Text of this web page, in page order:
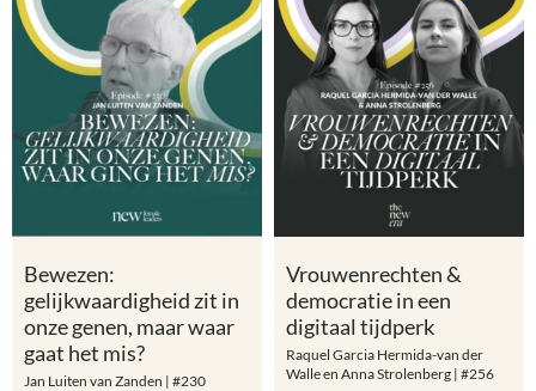
Bewezen:
gelijkwaardigheid zit in
onze genen, maar waar
gaat het mis?
Jan Luiten van Zanden | #230
Vrouwenrechten &
democratie in een
digitaal tijdperk
Raquel Garcia Hermida-van der
Walle en Anna Strolenberg | #256